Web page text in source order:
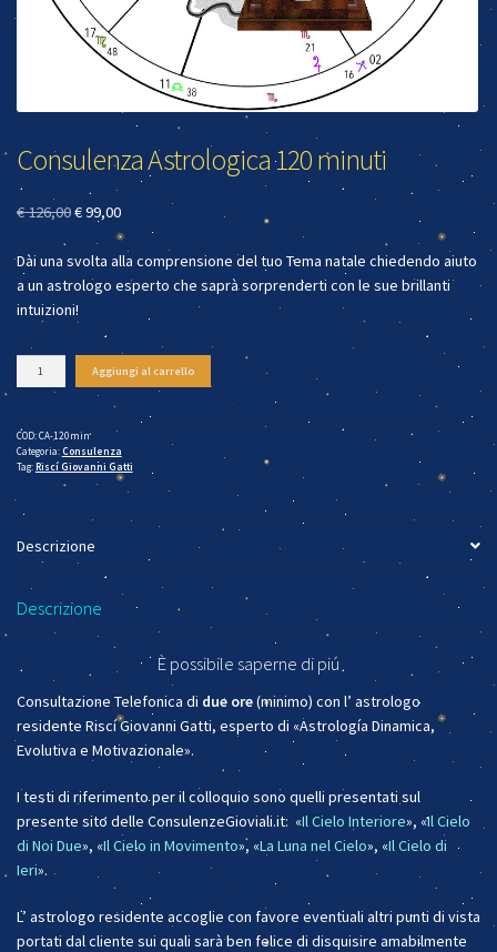
Consulenza Astrologica 120 minuti
€126,00Il
prezzo
originale
era:
€ 126,00.
€99,00Il
prezzo
attuale
è:
Dài una svolta alla comprensione del tuo Tema natale chiedendo aiuto
a un astrologo esperto che saprà sorprenderti con le sue brillanti
intuizioni!
quantità
Aggiungi al carrello
COD:CA-120min
Categoria:Consulenza
Tag:Riscí Giovanni Gatti
Descrizione
Descrizione
È possibile saperne di piú
Consultazione Telefonica di due ore(minimo) con l’ astrologo
residente Riscí Giovanni Gatti, esperto di «Astrología Dinamica,
Evolutiva e Motivazionale».
I testi di riferimento per il colloquio sono quelli presentati sul
presente sito delle ConsulenzeGioviali.it: «Il Cielo Interiore», «Il Cielo
di Noi Due», «Il Cielo in Movimento», «La Luna nel Cielo», «Il Cielo di
Ieri».
L’ astrologo residente accoglie con favore eventuali altri punti di vista
portati dal cliente sui quali sarà ben felice di disquisire amabilmente